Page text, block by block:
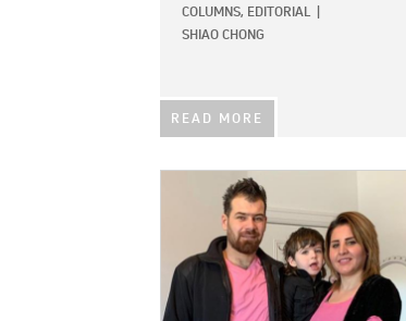
COLUMNS, EDITORIAL
SHIAO CHONG
READ MORE